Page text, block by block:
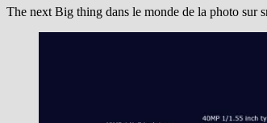
The next Big thing dans le monde de la photo sur